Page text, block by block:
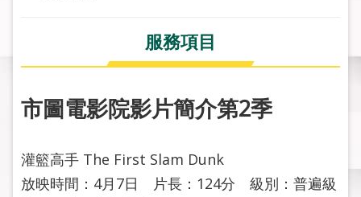
務
活
報
導
服務項目
市圖電影院影片簡介第2季
灌籃高手 The First Slam Dunk
放映時間：4月7日 片長：124分 級別：普遍級